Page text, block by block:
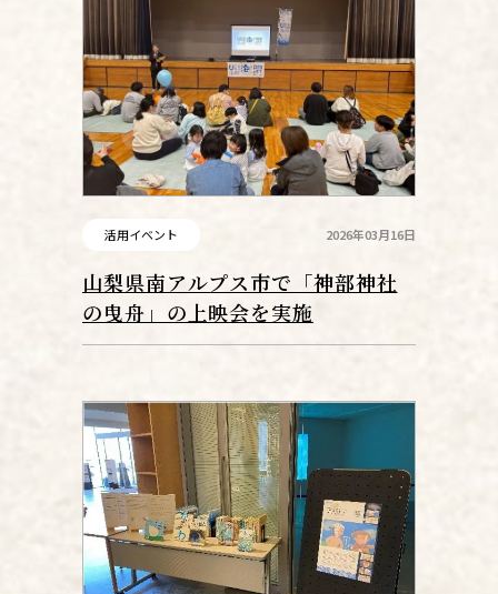
活用イベント 2026年03月16日
山梨県南アルプス市で「神部神社
の曳舟」の上映会を実施